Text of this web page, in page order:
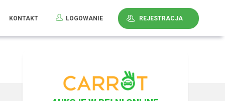
KONTAKT LOGOWANIE REJESTRACJA